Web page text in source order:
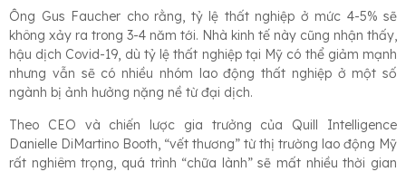
Ông Gus Faucher cho rằng, tỷ lệ thất nghiệp ở mức 4-5% sẽ
không xảy ra trong 3-4 năm tới. Nhà kinh tế này cũng nhận thấy,
hậu dịch Covid-19, dù tỷ lệ thất nghiệp tại Mỹ có thể giảm mạnh
nhưng vẫn sẽ có nhiều nhóm lao động thất nghiệp ở một số
ngành bị ảnh hưởng nặng nề từ đại dịch.
Theo CEO và chiến lược gia trưởng của Quill Intelligence
Danielle DiMartino Booth, “vết thương” từ thị trường lao động Mỹ
rất nghiêm trọng, quá trình “chữa lành” sẽ mất nhiều thời gian